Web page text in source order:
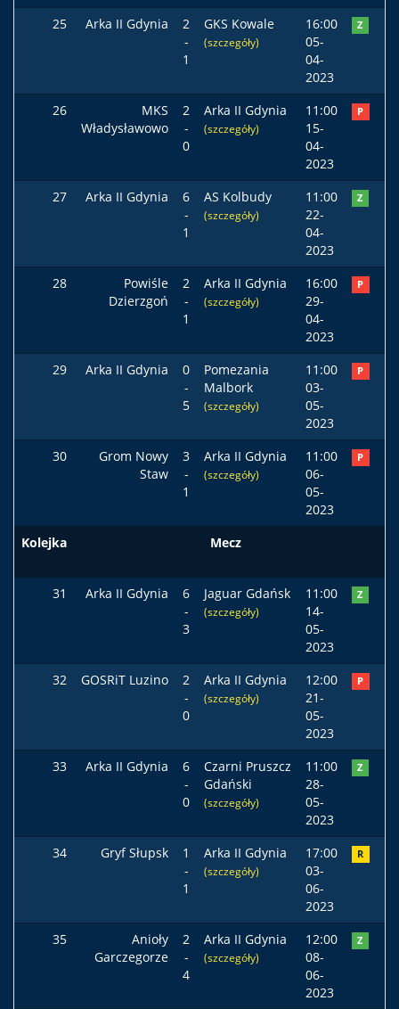
25 Arka II Gdynia
2
-
1
GKS Kowale
(szczegóły)
16:00
05-
04-
2023
Z
26
MKS
Władysławowo
2
-
0
Arka II Gdynia
(szczegóły)
11:00
15-
04-
2023
P
27 Arka II Gdynia
6
-
1
AS Kolbudy
(szczegóły)
11:00
22-
04-
2023
Z
28
Powiśle
Dzierzgoń
2
-
1
Arka II Gdynia
(szczegóły)
16:00
29-
04-
2023
P
29 Arka II Gdynia
0
-
5
Pomezania
Malbork
(szczegóły)
11:00
03-
05-
2023
P
30
Grom Nowy
Staw
3
-
1
Arka II Gdynia
(szczegóły)
11:00
06-
05-
2023
P
Kolejka Mecz
31 Arka II Gdynia
6
-
3
Jaguar Gdańsk
(szczegóły)
11:00
14-
05-
2023
Z
32 GOSRiT Luzino
2
-
0
Arka II Gdynia
(szczegóły)
12:00
21-
05-
2023
P
33 Arka II Gdynia
6
-
0
Czarni Pruszcz
Gdański
(szczegóły)
11:00
28-
05-
2023
Z
34 Gryf Słupsk
1
-
1
Arka II Gdynia
(szczegóły)
17:00
03-
06-
2023
R
35
Anioły
Garczegorze
2
-
4
Arka II Gdynia
(szczegóły)
12:00
08-
06-
2023
Z